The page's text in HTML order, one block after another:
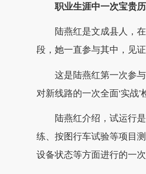
职业生涯中一次宝贵
陆燕红是文成县人，在
段，她一直参与其中，见
这是陆燕红第一次参与
对新线路的一次全面‘实战
陆燕红介绍，试运行是
练、按图行车试验等项目
设备状态等方面进行的一次